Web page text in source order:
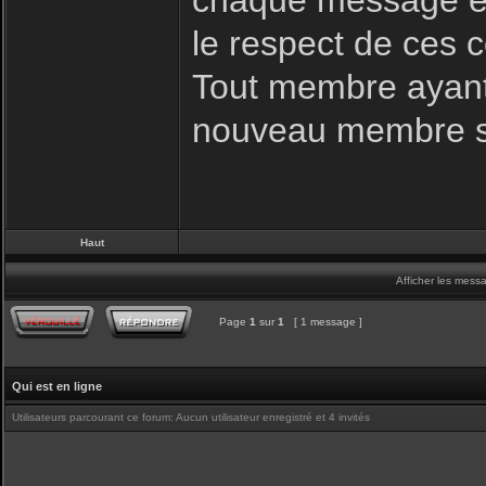
le respect de ces
Tout membre
nouveau membre
Haut
Afficher les
Page 1 sur 1 [ 1 message ]
Qui est en ligne
Utilisateurs parcourant ce forum: Aucun utilisateur enregistré et 4 invités